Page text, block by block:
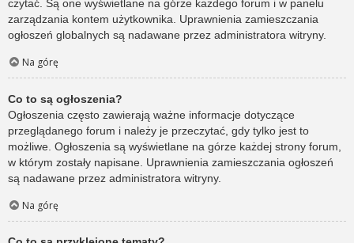
czytać. Są one wyświetlane na górze każdego forum i w panelu
zarządzania kontem użytkownika. Uprawnienia zamieszczania
ogłoszeń globalnych są nadawane przez administratora witryny.
Na górę
Co to są ogłoszenia?
Ogłoszenia często zawierają ważne informacje dotyczące
przeglądanego forum i należy je przeczytać, gdy tylko jest to
możliwe. Ogłoszenia są wyświetlane na górze każdej strony forum,
w którym zostały napisane. Uprawnienia zamieszczania ogłoszeń
są nadawane przez administratora witryny.
Na górę